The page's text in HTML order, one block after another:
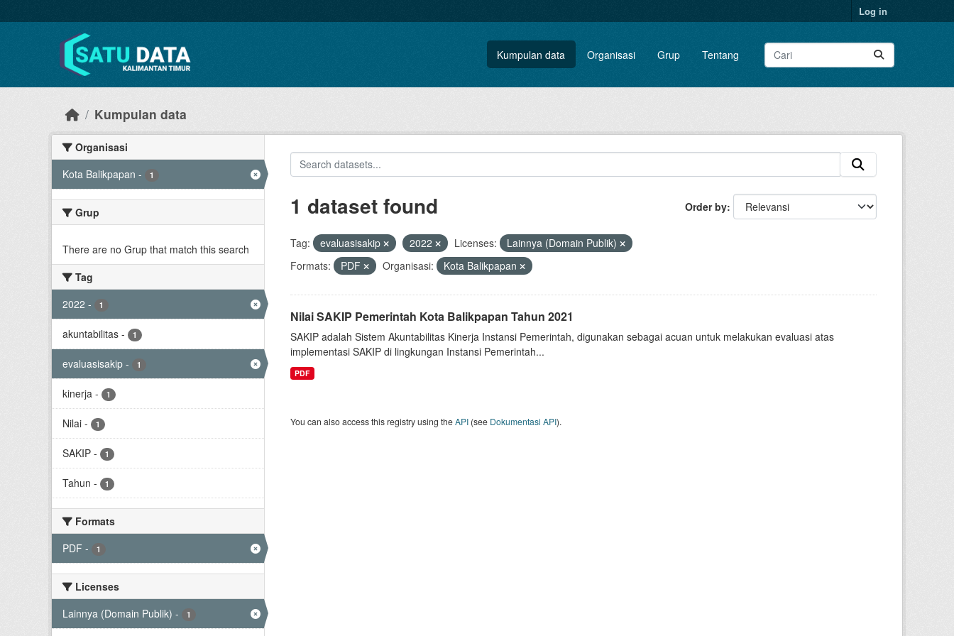
Log in
Kumpulan data Organisasi Grup Tentang
Kumpulan data
Organisasi
Kota Balikpapan - 1
Grup
There are no Grup that match this search
Tag
2022 - 1
akuntabilitas - 1
evaluasisakip - 1
kinerja - 1
Nilai - 1
SAKIP - 1
Tahun - 1
Formats
PDF - 1
Licenses
Lainnya (Domain Publik) - 1
Order by
1 dataset found
Tag: evaluasisakip 2022 Licenses:
Lainnya (Domain Publik)
Formats:
PDF Organisasi: Kota Balikpapan
Nilai SAKIP Pemerintah Kota Balikpapan Tahun 2021
SAKIP adalah Sistem Akuntabilitas Kinerja Instansi Pemerintah, digunakan sebagai acuan untuk melakukan evaluasi atas
implementasi SAKIP di lingkungan Instansi Pemerintah...
PDF
You can also access this registry using theAPI(see Dokumentasi API).